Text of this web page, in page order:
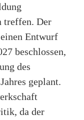
treffen. Der
Entwurf
beschlossen,
des
geplant.
da der